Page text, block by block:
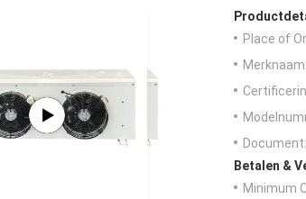
Place of
Merknaam:
Document:
Betalen &
Minimum